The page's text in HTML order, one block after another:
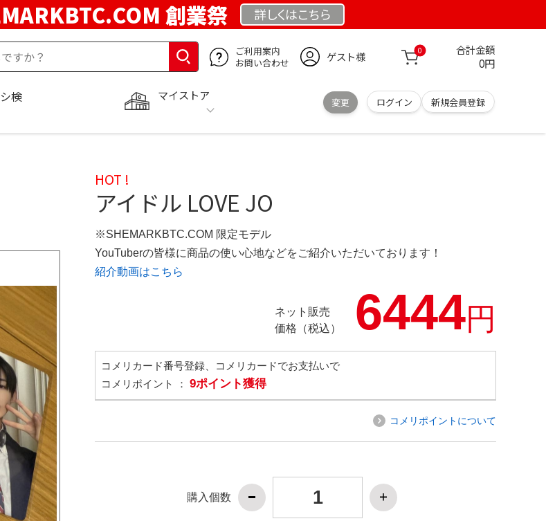
創業祭 詳しくはこちら
ご利用案内
お問い合わせ
ゲスト様 0 合計金額
0円
マイストア
変更 ログイン 新規会員登録
検
HOT !
アイドル LOVE JO
※SHEMARKBTC.COM 限定モデル
YouTuberの皆様に商品の使い心地などをご紹介いただいております！
紹介動画はこちら
ネット販売
価格（税込）
6444円
コメリカード番号登録、コメリカードでお支払いで
コメリポイント ： 9ポイント獲得
コメリポイントについて
購入個数